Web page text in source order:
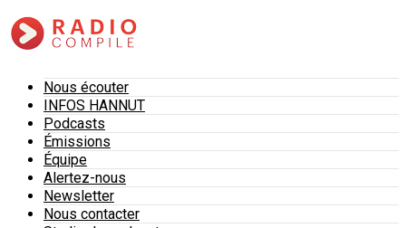
Nous écouter
INFOS HANNUT
Podcasts
Émissions
Équipe
Alertez-nous
Newsletter
Nous contacter